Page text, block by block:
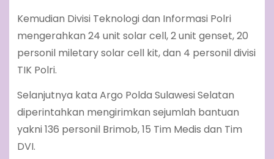
Kemudian Divisi Teknologi dan Informasi Polri
mengerahkan 24 unit solar cell, 2 unit genset, 20
personil miletary solar cell kit, dan 4 personil divisi
TIK Polri.
Selanjutnya kata Argo Polda Sulawesi Selatan
diperintahkan mengirimkan sejumlah bantuan
yakni 136 personil Brimob, 15 Tim Medis dan Tim
DVI.